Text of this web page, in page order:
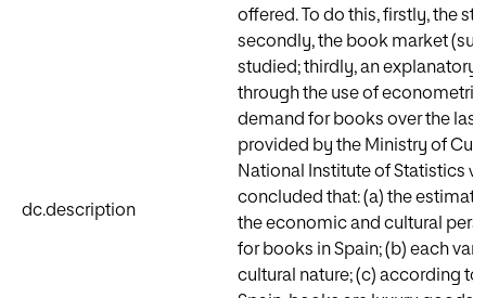
dc.description
offered. To do this, firstly, the
secondly, the book market
studied; thirdly, an
through the use of
demand for books over the last
provided by the Ministry of
National Institute of Statistics
concluded that: (a) the
the economic and cultural
for books in Spain; (b) each
cultural nature; (c) according